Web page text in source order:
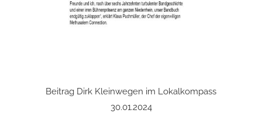
Beitrag Dirk Kleinwegen im Lokalkompass
30.01.2024